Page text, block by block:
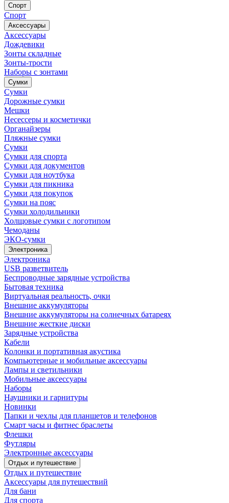
Спорт
Спорт
Аксессуары
Аксессуары
Дождевики
Зонты складные
Зонты-трости
Наборы с зонтами
Сумки
Сумки
Дорожные сумки
Мешки
Несессеры и косметички
Органайзеры
Пляжные сумки
Сумки
Сумки для спорта
Сумки для документов
Сумки для ноутбука
Сумки для пикника
Сумки для покупок
Сумки на пояс
Сумки холодильники
Холщовые сумки с логотипом
Чемоданы
ЭКО-сумки
Электроника
Электроника
USB разветвитель
Беспроводные зарядные устройства
Бытовая техника
Виртуальная реальность, очки
Внешние аккумуляторы
Внешние аккумуляторы на солнечных батареях
Внешние жесткие диски
Зарядные устройства
Кабели
Колонки и портативная акустика
Компьютерные и мобильные аксессуары
Лампы и светильники
Мобильные аксессуары
Наборы
Наушники и гарнитуры
Новинки
Папки и чехлы для планшетов и телефонов
Смарт часы и фитнес браслеты
Флешки
Футляры
Электронные аксессуары
Отдых и путешествие
Отдых и путешествие
Аксессуары для путешествий
Для бани
Для спорта